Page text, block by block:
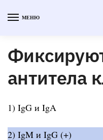
МЕНЮ
антитела
1) IgG и IgA
2) IgM и IgG (+)